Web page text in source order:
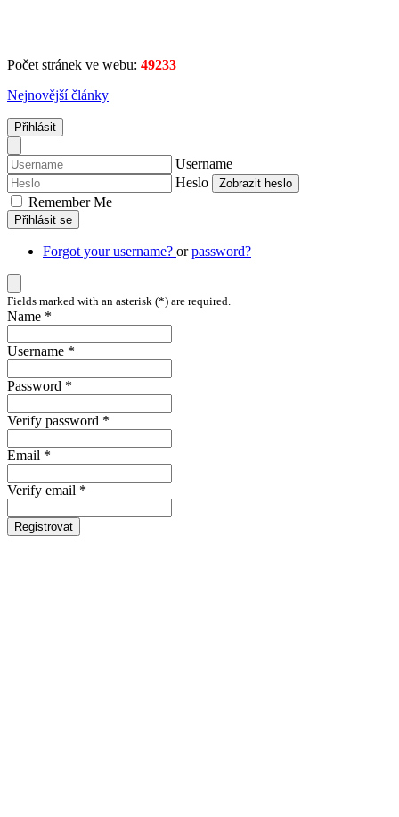
Počet stránek ve webu: 49233
Nejnovější články
Přihlásit
Username
Heslo
Zobrazit heslo
Remember Me
Přihlásit se
Forgot your username? orpassword?
Fields marked with an asterisk (*) are required.
Name *
Username *
Password *
Verify password *
Email *
Verify email *
Registrovat